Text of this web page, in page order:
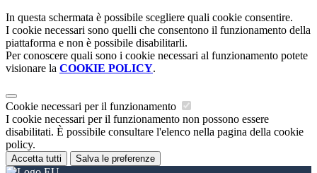
In questa schermata è possibile scegliere quali cookie consentire.
I cookie necessari sono quelli che consentono il funzionamento della
piattaforma e non è possibile disabilitarli.
Per conoscere quali sono i cookie necessari al funzionamento potete
visionare la COOKIE POLICY.
Cookie necessari per il funzionamento
I cookie necessari per il funzionamento non possono essere
disabilitati. È possibile consultare l'elenco nella pagina della cookie
policy.
Accetta tutti Salva le preferenze